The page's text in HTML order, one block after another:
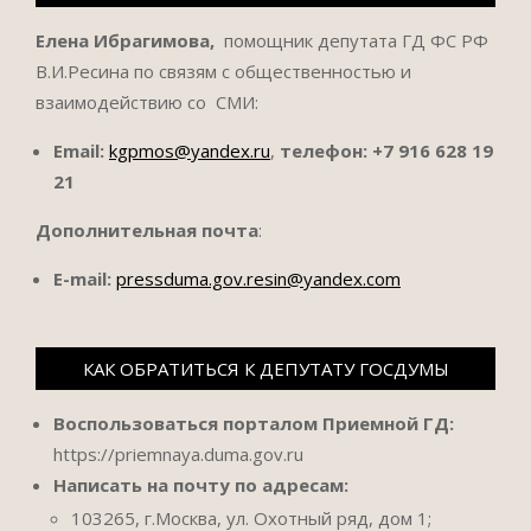
Елена Ибрагимова, помощник депутата ГД ФС РФ
В.И.Ресина по связям с общественностью и
взаимодействию со СМИ:
Email: kgpmos@yandex.ru, телефон: +7 916 628 19
21
Дополнительная почта:
E-mail: pressduma.gov.resin@yandex.com
КАК ОБРАТИТЬСЯ К ДЕПУТАТУ ГОСДУМЫ
Воспользоваться порталом Приемной ГД:
https://priemnaya.duma.gov.ru
Написать на почту по адресам:
103265, г.Москва, ул. Охотный ряд, дом 1;